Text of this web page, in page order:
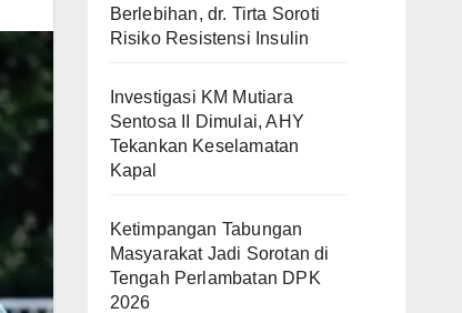
Berlebihan, dr. Tirta Soroti
Risiko Resistensi Insulin
Investigasi KM Mutiara
Sentosa II Dimulai, AHY
Tekankan Keselamatan
Kapal
Ketimpangan Tabungan
Masyarakat Jadi Sorotan di
Tengah Perlambatan DPK
2026